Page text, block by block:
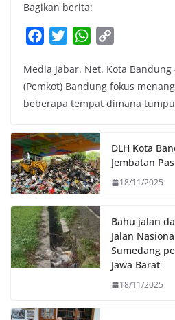
Bagikan berita:
c
e
b
o
k
i
t
t
r
W
a
t
s
p
p
p
y
L
n
k
Media Jabar. Net. Kota
(Pemkot) Bandung fokus
beberapa tempat dimana
DLH Kota
Jembatan
18/11/2025
Bahu jalan
Jalan
Sumedang
Jawa Barat
18/11/2025